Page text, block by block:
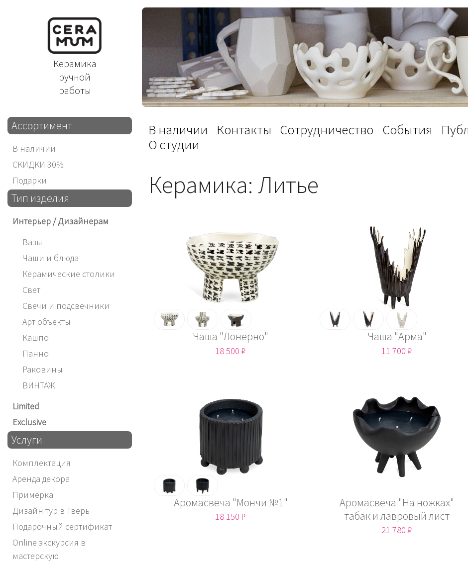
Керамика
ручной
работы
Ассортимент
В наличии
СКИДКИ 30%
Подарки
Тип изделия
Интерьер / Дизайнерам
Вазы
Чаши и блюда
Керамические столики
Свет
Свечи и подсвечники
Арт объекты
Кашпо
Панно
Раковины
ВИНТАЖ
Limited
Exclusive
Услуги
Комплектация
Аренда декора
Примерка
Дизайн тур в Тверь
Подарочный сертификат
Online экскурсия в
мастерскую
В наличии Контакты Сотрудничество События
О студии
Керамика: Литье
Чаша "Лонерно"
18 500 ₽
Чаша "Арма"
11 700 ₽
Аромасвеча "Мончи №1"
18 150 ₽
Аромасвеча "На ножках"
табак и лавровый лист
21 780 ₽